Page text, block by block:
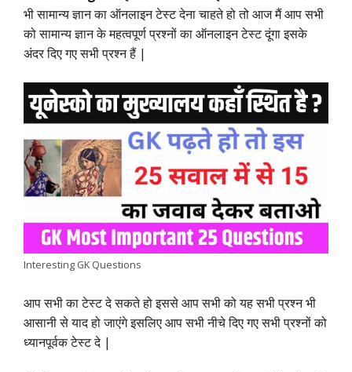
e
b
o
o
k
t
s
A
p
p
t
t
e
r
k
d
I
n
e
r
a
m
y
i
n
k
r
भी सामान्य ज्ञान का ऑनलाइन टेस्ट देना चाहते हो तो आज मैं आप सभी
को सामान्य ज्ञान के महत्वपूर्ण प्रश्नों का ऑनलाइन टेस्ट दूंगा इसके
अंदर दिए गए सभी प्रश्न हैं |
Interesting GK Questions
आप सभी का टेस्ट दे सकते हो इससे आप सभी को यह सभी प्रश्न भी
आसानी से याद हो जाएंगे इसलिए आप सभी नीचे दिए गए सभी प्रश्नों को
ध्यानपूर्वक टेस्ट दे |